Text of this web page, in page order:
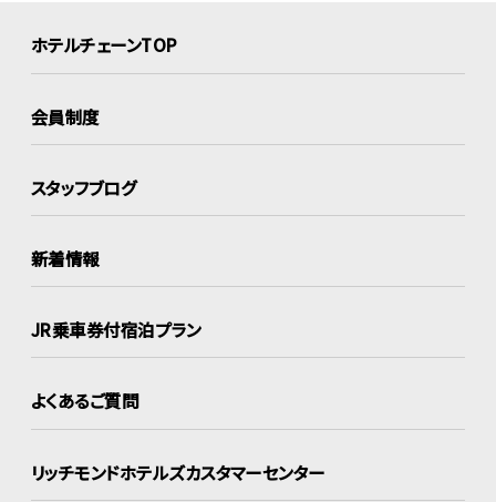
ホテルチェーンTOP
会員制度
スタッフブログ
新着情報
JR乗車券付宿泊プラン
よくあるご質問
リッチモンドホテルズカスタマーセンター